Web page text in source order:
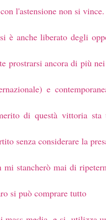
l'astensione non si vince.
è anche liberato degli
prostrarsi ancora di più
e
di questà vittoria sta
senza considerare la
mi stancherò mai di
si può comprare tutto